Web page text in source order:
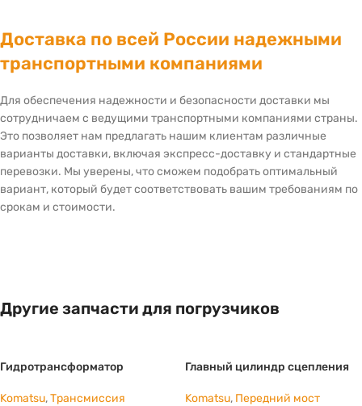
Доставка по всей России надежными
транспортными компаниями
Для обеспечения надежности и безопасности доставки мы
сотрудничаем с ведущими транспортными компаниями страны.
Это позволяет нам предлагать нашим клиентам различные
варианты доставки, включая экспресс-доставку и стандартные
перевозки. Мы уверены, что сможем подобрать оптимальный
вариант, который будет соответствовать вашим требованиям по
срокам и стоимости.
Другие запчасти для погрузчиков
Гидротрансформатор
Komatsu,Трансмиссия
Главный цилиндр сцепления
Komatsu, Передний мост